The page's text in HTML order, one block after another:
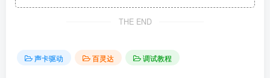
THE END
声卡驱动 百灵达 调试教程